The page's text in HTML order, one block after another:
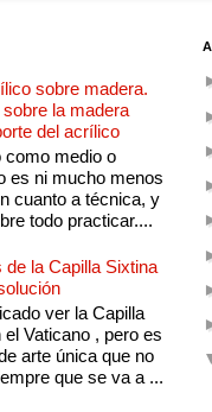
sobre madera.
la madera
del acrílico
como medio o
es ni mucho menos
cuanto a técnica, y
todo practicar....
de la Capilla Sixtina
ver la Capilla
el Vaticano , pero es
arte única que no
que se va a ...